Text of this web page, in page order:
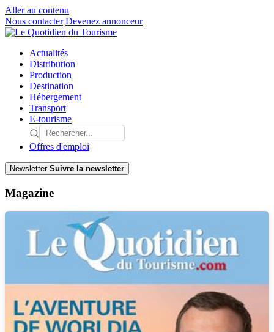
Aller au contenu
Nous contacter Devenez annonceur
Actualités
Distribution
Production
Destination
Hébergement
Transport
E-tourisme
Offres d'emploi
Newsletter Suivre la newsletter
Magazine